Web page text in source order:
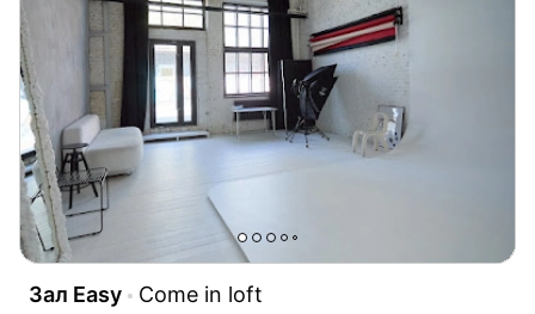
Зал Easy Come in loft